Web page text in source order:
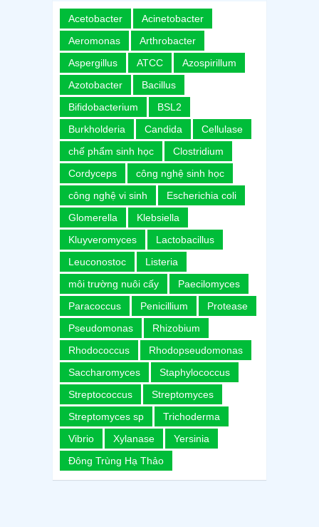
Acetobacter
Acinetobacter
Aeromonas
Arthrobacter
Aspergillus
ATCC
Azospirillum
Azotobacter
Bacillus
Bifidobacterium
BSL2
Burkholderia
Candida
Cellulase
chế phẩm sinh học
Clostridium
Cordyceps
công nghệ sinh học
công nghệ vi sinh
Escherichia coli
Glomerella
Klebsiella
Kluyveromyces
Lactobacillus
Leuconostoc
Listeria
môi trường nuôi cấy
Paecilomyces
Paracoccus
Penicillium
Protease
Pseudomonas
Rhizobium
Rhodococcus
Rhodopseudomonas
Saccharomyces
Staphylococcus
Streptococcus
Streptomyces
Streptomyces sp
Trichoderma
Vibrio
Xylanase
Yersinia
Đông Trùng Hạ Thảo